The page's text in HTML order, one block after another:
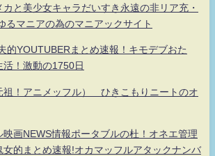
と美少女キャラだいすき永遠の非リア充・
るマニアの為のマニアックサイト
的YOUTUBERまとめ速報！キモデブおた
活！激動の1750日
祖！アニメッフル） ひきこもりニートのオ
映画NEWS情報ポータブルの杜！オネエ管理
女的まとめ速報!オカマッフルアタックナンバ